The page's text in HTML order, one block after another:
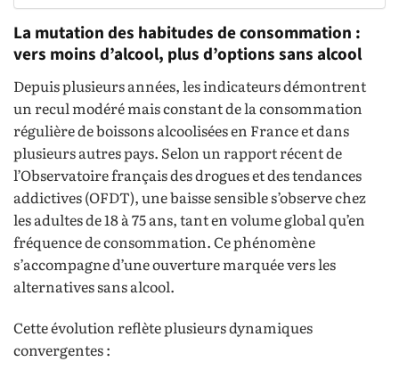
La mutation des habitudes de consommation :
vers moins d’alcool, plus d’options sans alcool
Depuis plusieurs années, les indicateurs démontrent
un recul modéré mais constant de la consommation
régulière de boissons alcoolisées en France et dans
plusieurs autres pays. Selon un rapport récent de
l’Observatoire français des drogues et des tendances
addictives (OFDT), une baisse sensible s’observe chez
les adultes de 18 à 75 ans, tant en volume global qu’en
fréquence de consommation. Ce phénomène
s’accompagne d’une ouverture marquée vers les
alternatives sans alcool.
Cette évolution reflète plusieurs dynamiques
convergentes :